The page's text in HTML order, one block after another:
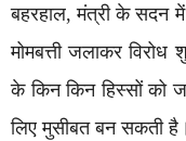
बहरहाल, मंत्री के सदन में
मोमबत्ती जलाकर
के किन किन हिस्सों को
लिए मुसीबत बन सकती है।